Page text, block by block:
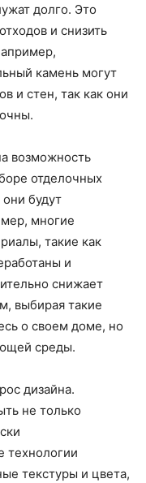
долго. Это
и снизить
камень могут
и стен, так как они
возможность
отделочных
будут
многие
такие как
и
снижает
выбирая такие
о своем доме, но
среды.
дизайна.
не только
технологии
текстуры и цвета,